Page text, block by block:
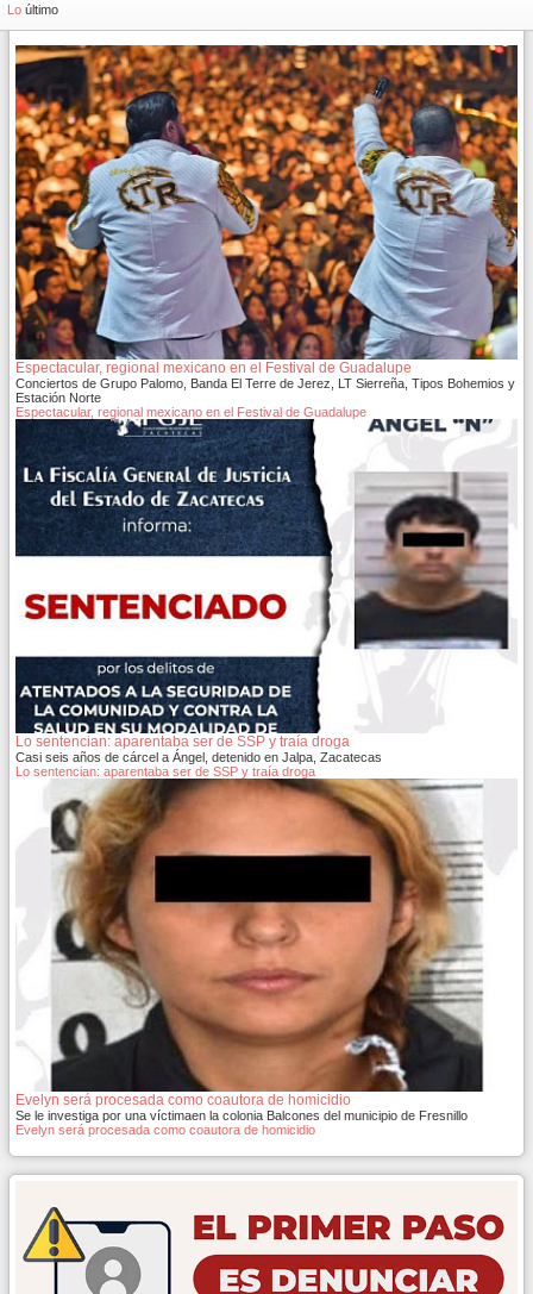
Lo último
Espectacular, regional mexicano en el Festival de Guadalupe
Conciertos de Grupo Palomo, Banda El Terre de Jerez, LT Sierreña, Tipos Bohemios y
Estación Norte
Espectacular, regional mexicano en el Festival de Guadalupe
Lo sentencian: aparentaba ser de SSP y traía droga
Casi seis años de cárcel a Ángel, detenido en Jalpa, Zacatecas
Lo sentencian: aparentaba ser de SSP y traía droga
Evelyn será procesada como coautora de homicidio
Se le investiga por una víctimaen la colonia Balcones del municipio de Fresnillo
Evelyn será procesada como coautora de homicidio